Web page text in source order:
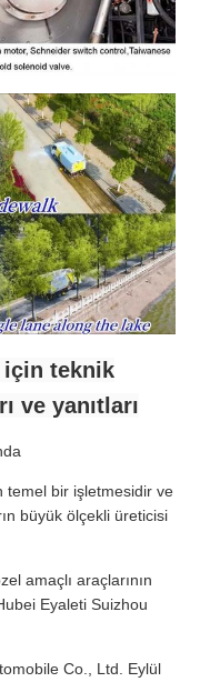
için teknik
ve yanıtları
temel bir işletmesidir ve
büyük ölçekli üreticisi
amaçlı araçlarının
Eyaleti Suizhou
Co., Ltd. Eylül